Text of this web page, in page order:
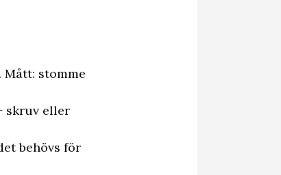
stomme
skruv eller
behövs för